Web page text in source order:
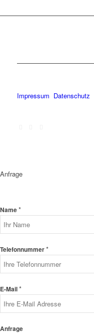
Impressum Datenschutz
Anfrage
Name*
Telefonnummer*
E-Mail*
Anfrage